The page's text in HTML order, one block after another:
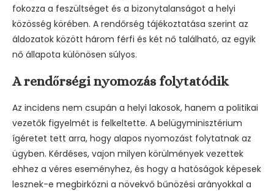
fokozza a feszültséget és a bizonytalanságot a helyi
közösség körében. A rendőrség tájékoztatása szerint az
áldozatok között három férfi és két nő található, az egyik
nő állapota különösen súlyos.
A rendőrségi nyomozás folytatódik
Az incidens nem csupán a helyi lakosok, hanem a politikai
vezetők figyelmét is felkeltette. A belügyminisztérium
ígéretet tett arra, hogy alapos nyomozást folytatnak az
ügyben. Kérdéses, vajon milyen körülmények vezettek
ehhez a véres eseményhez, és hogy a hatóságok képesek
lesznek-e megbirkózni a növekvő bűnözési arányokkal a